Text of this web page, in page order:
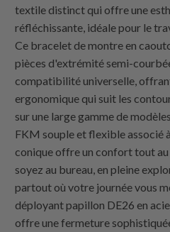
textile distinct qui offre une
réfléchissante, idéale pour le
Ce bracelet de montre en
pièces d'extrémité semi-
compatibilité universelle,
ergonomique qui suit les
sur une large gamme de
FKM souple et flexible associé
conique offre un confort tout au
soyez au bureau, en pleine
partout où votre journée vous
déployant papillon DE26 en
offre une fermeture